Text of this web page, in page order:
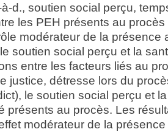
d., soutien social perçu,
les PEH présents au
modérateur de la présence
soutien social perçu et la
entre les facteurs liés au
justice, détresse lors du
le soutien social perçu et
présents au procès. Les
modérateur de la